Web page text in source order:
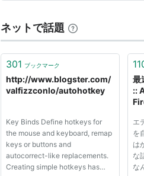
ネットで話題
301 ブックマーク
http://www.blogster.com/
valfizzconlo/autohotkey
Key Binds Define hotkeys for
the mouse and keyboard, remap
keys or buttons and
autocorrect-like replacements.
Creating simple hotkeys has
最
::
エ
を
は
な
な